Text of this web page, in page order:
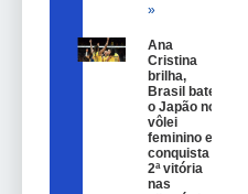
»
Ana
Cristina
brilha,
Brasil bate
o Japão no
vôlei
feminino e
conquista
2ª vitória
nas